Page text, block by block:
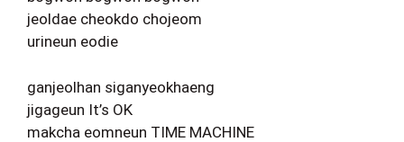
jeoldae cheokdo chojeom
urineun eodie
ganjeolhan siganyeokhaeng
jigageun It’s OK
makcha eomneun TIME MACHINE